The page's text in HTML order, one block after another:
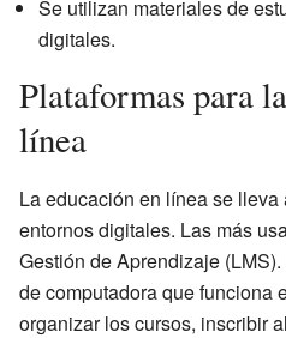
Se utilizan materiales de
digitales.
Plataformas para
línea
La educación en línea se
entornos digitales. Las más
Gestión de Aprendizaje
de computadora que funciona
organizar los cursos, inscribir